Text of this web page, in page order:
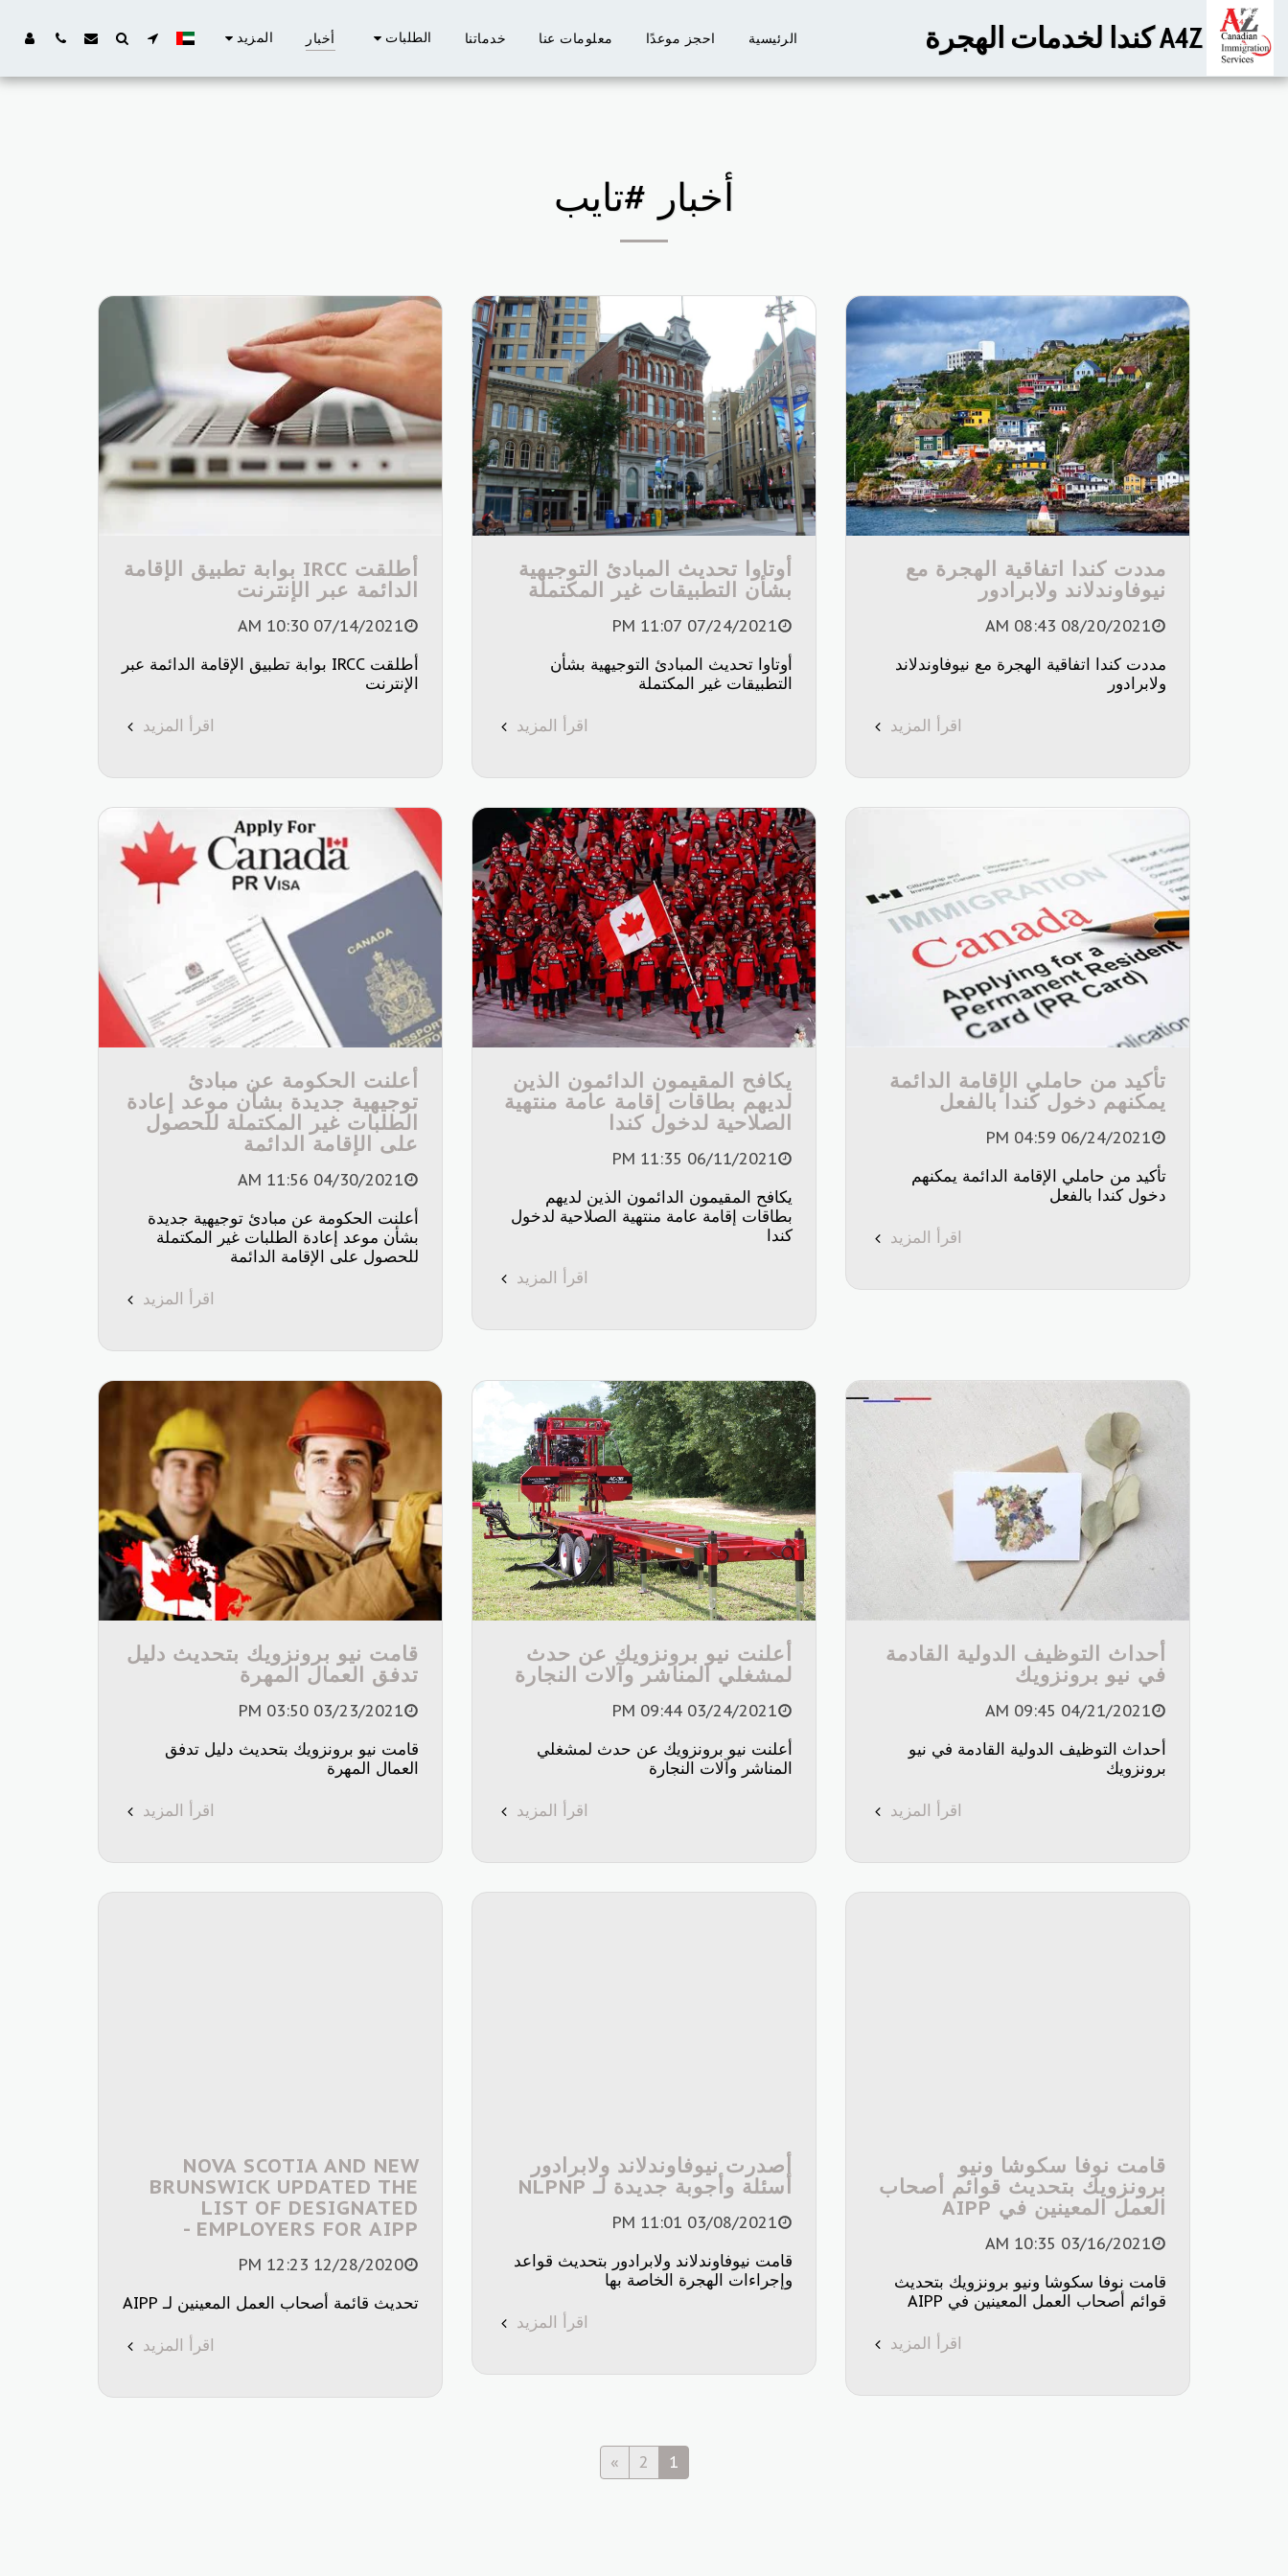
A4Z كندا لخدمات الهجرة الرئيسية احجز موعدًا معلومات عنا خدماتنا الطلبات أخبار المزيد
أخبار #تايب
مددت كندا اتفاقية الهجرة مع
نيوفاوندلاند ولابرادور
08/20/2021 08:43 AM
مددت كندا اتفاقية الهجرة مع نيوفاوندلاند
ولابرادور
اقرأ المزيد
أوتاوا تحديث المبادئ التوجيهية
بشأن التطبيقات غير المكتملة
07/24/2021 11:07 PM
أوتاوا تحديث المبادئ التوجيهية بشأن
التطبيقات غير المكتملة
اقرأ المزيد
أطلقت IRCC بوابة تطبيق الإقامة
الدائمة عبر الإنترنت
07/14/2021 10:30 AM
أطلقت IRCC بوابة تطبيق الإقامة الدائمة عبر
الإنترنت
اقرأ المزيد
تأكيد من حاملي الإقامة الدائمة
يمكنهم دخول كندا بالفعل
06/24/2021 04:59 PM
تأكيد من حاملي الإقامة الدائمة يمكنهم
دخول كندا بالفعل
اقرأ المزيد
يكافح المقيمون الدائمون الذين
لديهم بطاقات إقامة عامة منتهية
الصلاحية لدخول كندا
06/11/2021 11:35 PM
يكافح المقيمون الدائمون الذين لديهم
بطاقات إقامة عامة منتهية الصلاحية لدخول
كندا
اقرأ المزيد
أعلنت الحكومة عن مبادئ
توجيهية جديدة بشأن موعد إعادة
الطلبات غير المكتملة للحصول
على الإقامة الدائمة
04/30/2021 11:56 AM
أعلنت الحكومة عن مبادئ توجيهية جديدة
بشأن موعد إعادة الطلبات غير المكتملة
للحصول على الإقامة الدائمة
اقرأ المزيد
أحداث التوظيف الدولية القادمة
في نيو برونزويك
04/21/2021 09:45 AM
أحداث التوظيف الدولية القادمة في نيو
برونزويك
اقرأ المزيد
أعلنت نيو برونزويك عن حدث
لمشغلي المناشر وآلات النجارة
03/24/2021 09:44 PM
أعلنت نيو برونزويك عن حدث لمشغلي
المناشر وآلات النجارة
اقرأ المزيد
قامت نيو برونزويك بتحديث دليل
تدفق العمال المهرة
03/23/2021 03:50 PM
قامت نيو برونزويك بتحديث دليل تدفق
العمال المهرة
اقرأ المزيد
قامت نوفا سكوشا ونيو
برونزويك بتحديث قوائم أصحاب
العمل المعينين في AIPP
03/16/2021 10:35 AM
قامت نوفا سكوشا ونيو برونزويك بتحديث
قوائم أصحاب العمل المعينين في AIPP
اقرأ المزيد
أصدرت نيوفاوندلاند ولابرادور
أسئلة وأجوبة جديدة لـ NLPNP
03/08/2021 11:01 PM
قامت نيوفاوندلاند ولابرادور بتحديث قواعد
وإجراءات الهجرة الخاصة بها
اقرأ المزيد
NOVA SCOTIA AND NEW
BRUNSWICK UPDATED THE
LIST OF DESIGNATED
EMPLOYERS FOR AIPP -
12/28/2020 12:23 PM
تحديث قائمة أصحاب العمل المعينين لـ AIPP
اقرأ المزيد
1
2
»